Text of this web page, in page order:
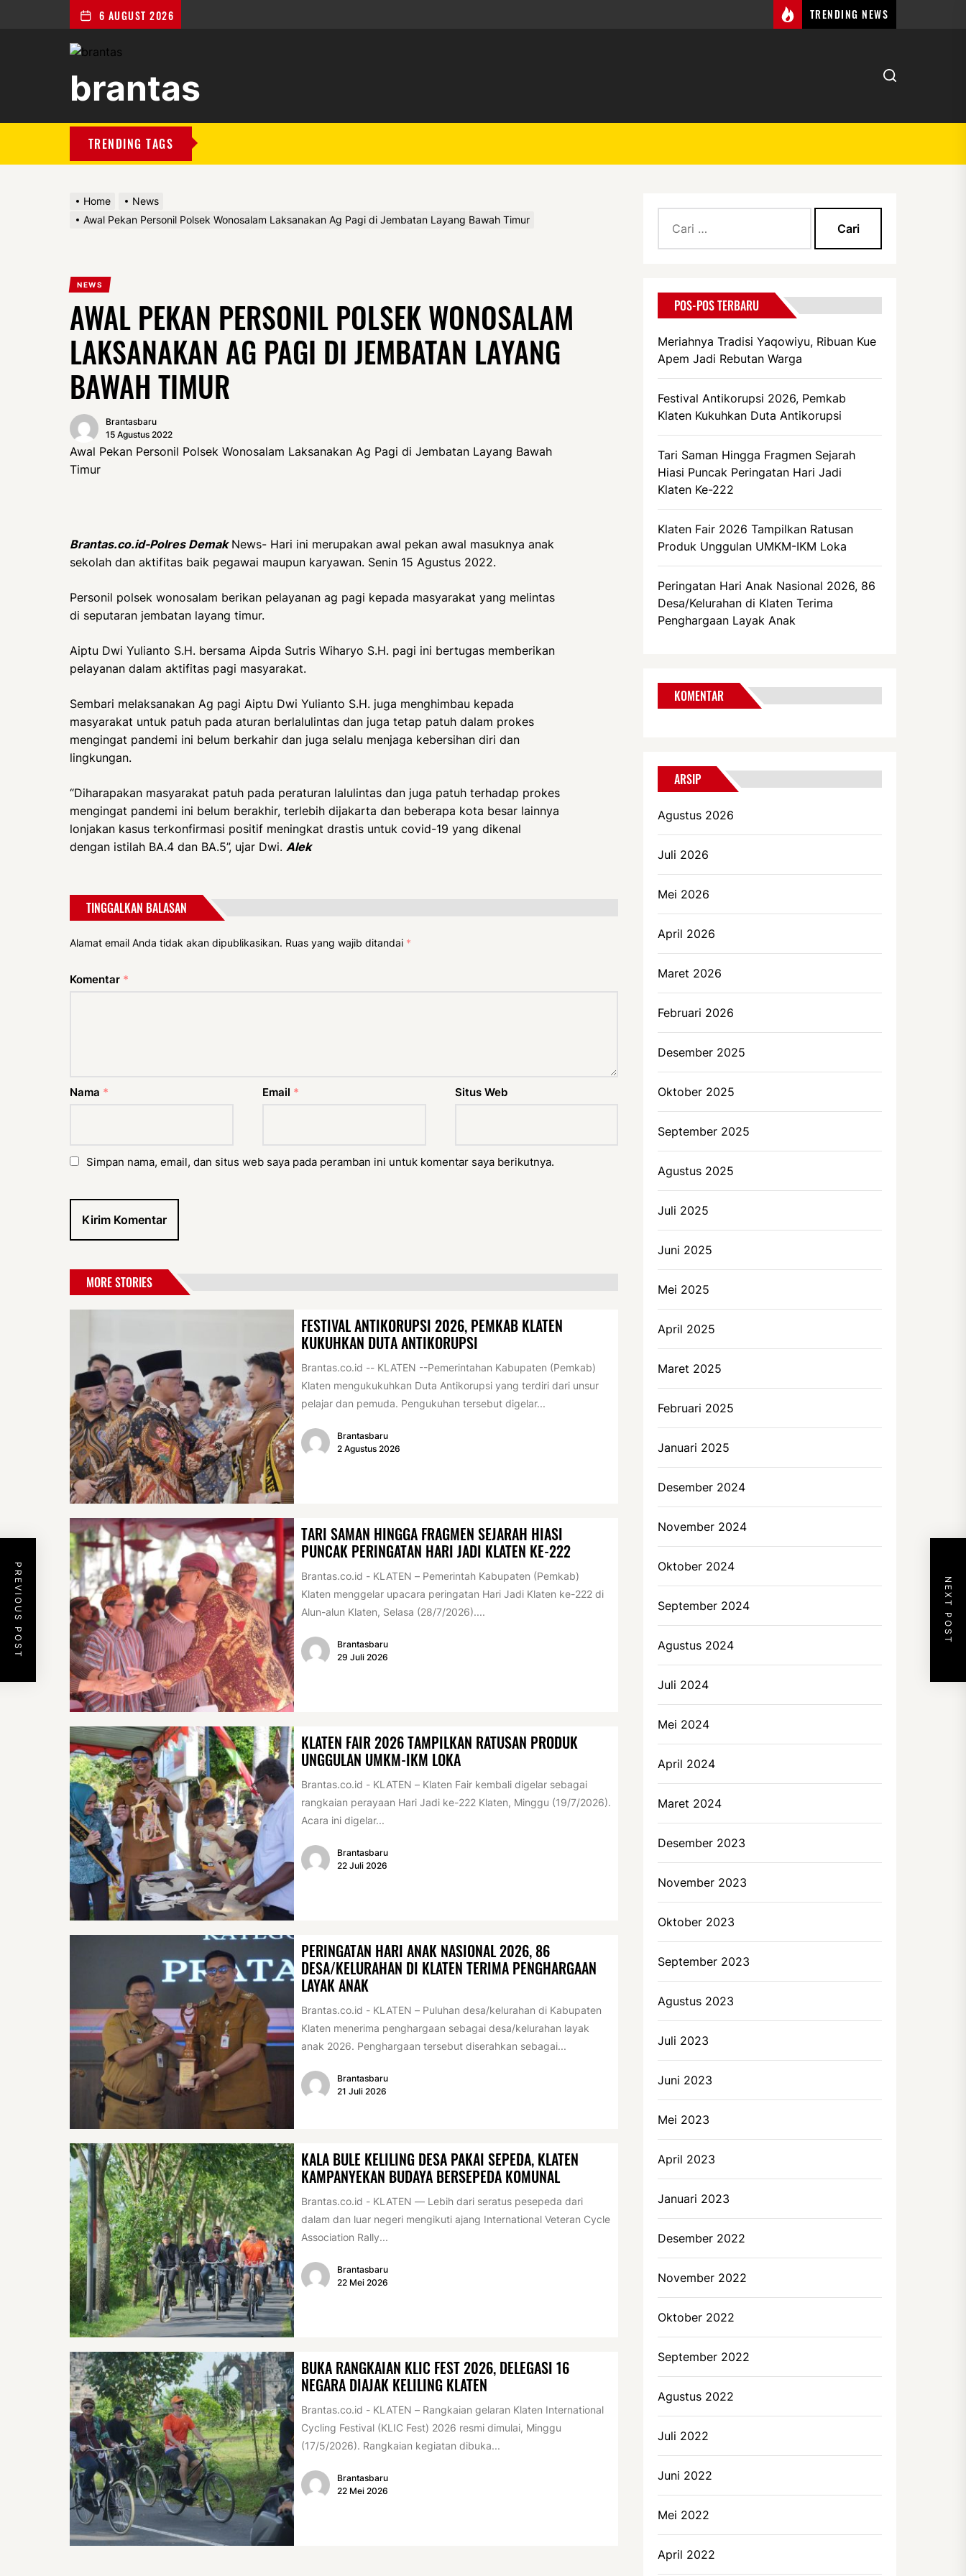
6 AUGUST 2026 TRENDING NEWS
brantas
TRENDING TAGS
Home
News
Awal Pekan Personil Polsek Wonosalam Laksanakan Ag Pagi di Jembatan Layang Bawah Timur
NEWS
AWAL PEKAN PERSONIL POLSEK WONOSALAM
LAKSANAKAN AG PAGI DI JEMBATAN LAYANG
BAWAH TIMUR
Brantasbaru
15 Agustus 2022
Awal Pekan Personil Polsek Wonosalam Laksanakan Ag Pagi di Jembatan Layang Bawah
Timur
Brantas.co.id-Polres DemakNews- Hari ini merupakan awal pekan awal masuknya anak
sekolah dan aktifitas baik pegawai maupun karyawan. Senin 15 Agustus 2022.
Personil polsek wonosalam berikan pelayanan ag pagi kepada masyarakat yang melintas
di seputaran jembatan layang timur.
Aiptu Dwi Yulianto S.H. bersama Aipda Sutris Wiharyo S.H. pagi ini bertugas memberikan
pelayanan dalam aktifitas pagi masyarakat.
Sembari melaksanakan Ag pagi Aiptu Dwi Yulianto S.H. juga menghimbau kepada
masyarakat untuk patuh pada aturan berlalulintas dan juga tetap patuh dalam prokes
mengingat pandemi ini belum berkahir dan juga selalu menjaga kebersihan diri dan
lingkungan.
“Diharapakan masyarakat patuh pada peraturan lalulintas dan juga patuh terhadap prokes
mengingat pandemi ini belum berakhir, terlebih dijakarta dan beberapa kota besar lainnya
lonjakan kasus terkonfirmasi positif meningkat drastis untuk covid-19 yang dikenal
dengan istilah BA.4 dan BA.5”, ujar Dwi. Alek
TINGGALKAN BALASAN
Alamat email Anda tidak akan dipublikasikan. Ruas yang wajib ditandai *
Komentar *
Nama * Email * Situs Web
Simpan nama, email, dan situs web saya pada peramban ini untuk komentar saya berikutnya.
PREVIOUS POST NEXT POST
MORE STORIES
FESTIVAL ANTIKORUPSI 2026, PEMKAB KLATEN
KUKUHKAN DUTA ANTIKORUPSI
Brantas.co.id -- KLATEN --Pemerintahan Kabupaten (Pemkab)
Klaten mengukukuhkan Duta Antikorupsi yang terdiri dari unsur
pelajar dan pemuda. Pengukuhan tersebut digelar...
Brantasbaru
2 Agustus 2026
TARI SAMAN HINGGA FRAGMEN SEJARAH HIASI
PUNCAK PERINGATAN HARI JADI KLATEN KE-222
Brantas.co.id - KLATEN – Pemerintah Kabupaten (Pemkab)
Klaten menggelar upacara peringatan Hari Jadi Klaten ke-222 di
Alun-alun Klaten, Selasa (28/7/2026)....
Brantasbaru
29 Juli 2026
KLATEN FAIR 2026 TAMPILKAN RATUSAN PRODUK
UNGGULAN UMKM-IKM LOKA
Brantas.co.id - KLATEN – Klaten Fair kembali digelar sebagai
rangkaian perayaan Hari Jadi ke-222 Klaten, Minggu (19/7/2026).
Acara ini digelar...
Brantasbaru
22 Juli 2026
PERINGATAN HARI ANAK NASIONAL 2026, 86
DESA/KELURAHAN DI KLATEN TERIMA PENGHARGAAN
LAYAK ANAK
Brantas.co.id - KLATEN – Puluhan desa/kelurahan di Kabupaten
Klaten menerima penghargaan sebagai desa/kelurahan layak
anak 2026. Penghargaan tersebut diserahkan sebagai...
Brantasbaru
21 Juli 2026
KALA BULE KELILING DESA PAKAI SEPEDA, KLATEN
KAMPANYEKAN BUDAYA BERSEPEDA KOMUNAL
Brantas.co.id - KLATEN — Lebih dari seratus pesepeda dari
dalam dan luar negeri mengikuti ajang International Veteran Cycle
Association Rally...
Brantasbaru
22 Mei 2026
BUKA RANGKAIAN KLIC FEST 2026, DELEGASI 16
NEGARA DIAJAK KELILING KLATEN
Brantas.co.id - KLATEN – Rangkaian gelaran Klaten International
Cycling Festival (KLIC Fest) 2026 resmi dimulai, Minggu
(17/5/2026). Rangkaian kegiatan dibuka...
Brantasbaru
22 Mei 2026
untuk:
POS-POS TERBARU
Meriahnya Tradisi Yaqowiyu, Ribuan Kue
Apem Jadi Rebutan Warga
Festival Antikorupsi 2026, Pemkab
Klaten Kukuhkan Duta Antikorupsi
Tari Saman Hingga Fragmen Sejarah
Hiasi Puncak Peringatan Hari Jadi
Klaten Ke-222
Klaten Fair 2026 Tampilkan Ratusan
Produk Unggulan UMKM-IKM Loka
Peringatan Hari Anak Nasional 2026, 86
Desa/Kelurahan di Klaten Terima
Penghargaan Layak Anak
KOMENTAR
ARSIP
Agustus 2026
Juli 2026
Mei 2026
April 2026
Maret 2026
Februari 2026
Desember 2025
Oktober 2025
September 2025
Agustus 2025
Juli 2025
Juni 2025
Mei 2025
April 2025
Maret 2025
Februari 2025
Januari 2025
Desember 2024
November 2024
Oktober 2024
September 2024
Agustus 2024
Juli 2024
Mei 2024
April 2024
Maret 2024
Desember 2023
November 2023
Oktober 2023
September 2023
Agustus 2023
Juli 2023
Juni 2023
Mei 2023
April 2023
Januari 2023
Desember 2022
November 2022
Oktober 2022
September 2022
Agustus 2022
Juli 2022
Juni 2022
Mei 2022
April 2022